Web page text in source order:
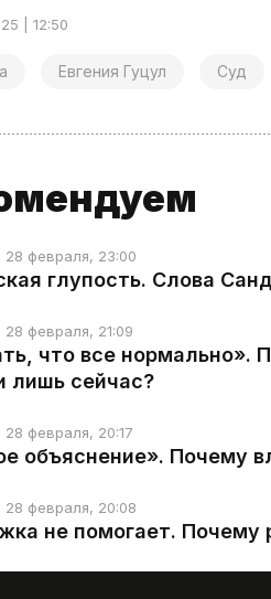
| 12:50
Евгения Гуцул Суд
28 февраля, 23:00
глупость. Слова
28 февраля, 21:09
что все нормально».
лишь сейчас?
28 февраля, 20:17
объяснение». Почему
28 февраля, 20:08
не помогает. Почему